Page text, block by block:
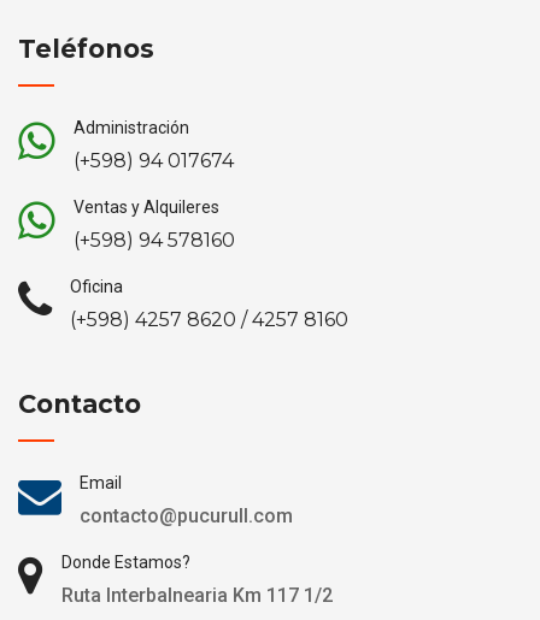
Teléfonos
Administración
(+598) 94 017674
Ventas y Alquileres
(+598) 94 578160
Oficina
(+598) 4257 8620 / 4257 8160
Contacto
Email
contacto@pucurull.com
Donde Estamos?
Ruta Interbalnearia Km 117 1/2